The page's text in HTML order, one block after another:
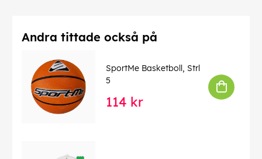
Andra tittade också på
SportMe Basketboll, Strl
5
114 kr